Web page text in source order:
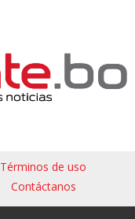
Términos de uso
Contáctanos